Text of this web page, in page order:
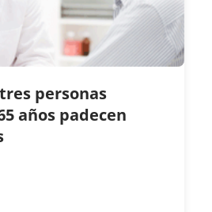
personas
años padecen